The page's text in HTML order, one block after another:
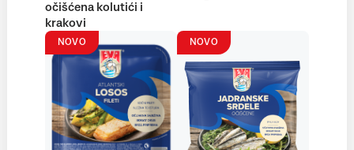
očišćena kolutići i
krakovi
NOVO NOVO